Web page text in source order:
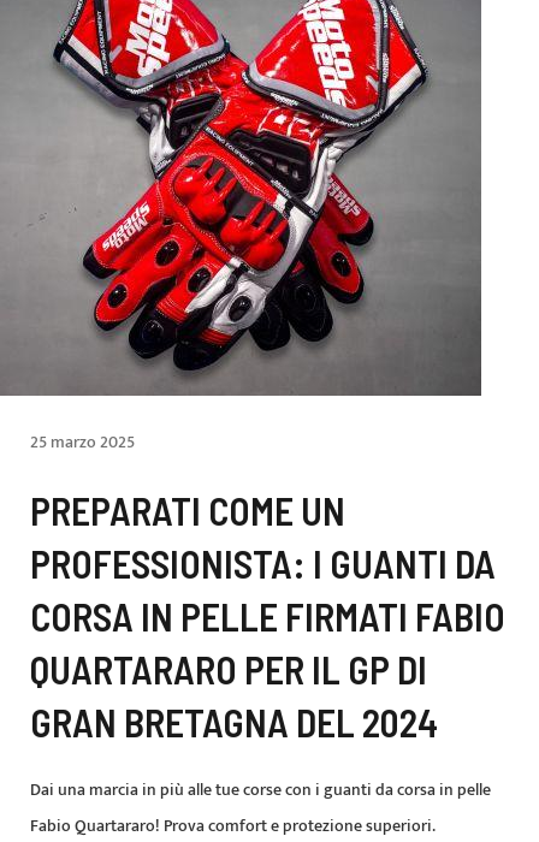
25 marzo 2025
PREPARATI COME UN
PROFESSIONISTA: I GUANTI DA
CORSA IN PELLE FIRMATI FABIO
QUARTARARO PER IL GP DI
GRAN BRETAGNA DEL 2024
Dai una marcia in più alle tue corse con i guanti da corsa in pelle
Fabio Quartararo! Prova comfort e protezione superiori.